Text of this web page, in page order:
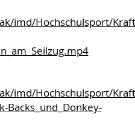
imd/Hochschulsport/
imd/Hochschulsport/
Backs_und_Donkey-